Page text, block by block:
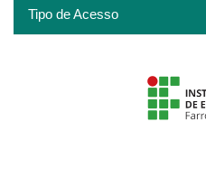
Tipo de Acesso